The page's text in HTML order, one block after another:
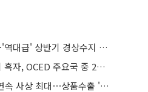
반도체 날개 달고 날았다⋯'역대급' 상반기 경상수지 흑자 2000억달러 육박
한은 "'또 신기록' 경상수지 흑자, OCED 주요국 중 2위⋯반도체 수출 효과"
6월 경상수지 흑자, 두 달 연속 사상 최대⋯상품수출 '첫 1000억달러' 상회